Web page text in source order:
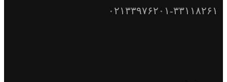
۰۲۱۳۳۹۷۶۲۰۱-۳۳۱۱۸۲۶۱